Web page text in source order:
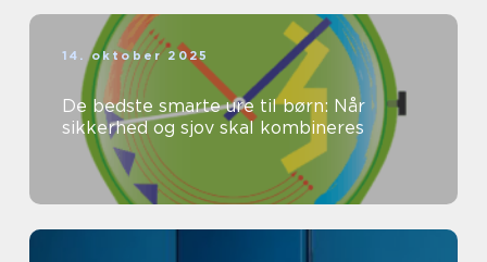
14. oktober 2025
De bedste smarte ure til børn: Når
sikkerhed og sjov skal kombineres